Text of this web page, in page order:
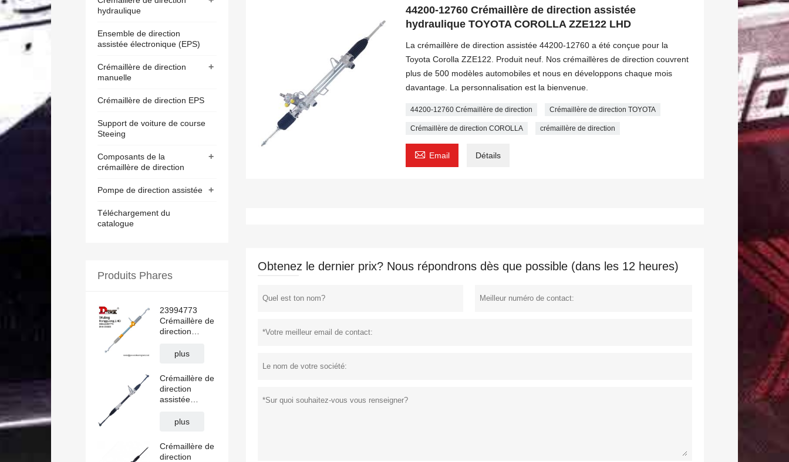
44200-12760 Crémaillère de direction assistée
hydraulique TOYOTA COROLLA ZZE122 LHD
La crémaillère de direction assistée 44200-12760 a été conçue pour la
Toyota Corolla ZZE122. Produit neuf. Nos crémaillères de direction couvrent
plus de 500 modèles automobiles et nous en développons chaque mois
davantage. La personnalisation est la bienvenue.
44200-12760 Crémaillère de direction Crémaillère de direction TOYOTA
Crémaillère de direction COROLLA crémaillère de direction
 Email Détails
Obtenez le dernier prix? Nous répondrons dès que possible (dans les 12 heures)
hydraulique
Ensemble de direction
assistée électronique (EPS)
+
Crémaillère de direction
manuelle
Crémaillère de direction EPS
Support de voiture de course
Steeing
+
Composants de la
crémaillère de direction
+
Pompe de direction assistée
Téléchargement du
catalogue
Produits Phares
23994773
Crémaillère de
direction
hydraulique
RongGuang
N300 LHD
plus
Crémaillère de
direction
assistée
CHANGAN
J471-
3401010HL
plus
Crémaillère de
direction